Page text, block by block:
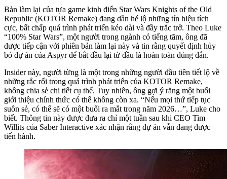
Bản làm lại của tựa game kinh điển Star Wars Knights of the Old
Republic (KOTOR Remake) đang dần hé lộ những tín hiệu tích
cực, bất chấp quá trình phát triển kéo dài và đầy trắc trở. Theo Luke
“100% Star Wars”, một người trong ngành có tiếng tăm, ông đã
được tiếp cận với phiên bản làm lại này và tin rằng quyết định hủy
bỏ dự án của Aspyr để bắt đầu lại từ đầu là hoàn toàn đúng đắn.
Insider này, người từng là một trong những người đầu tiên tiết lộ về
những rắc rối trong quá trình phát triển của KOTOR Remake,
không chia sẻ chi tiết cụ thể. Tuy nhiên, ông gợi ý rằng một buổi
giới thiệu chính thức có thể không còn xa. “Nếu mọi thứ tiếp tục
suôn sẻ, có thể sẽ có một buổi ra mắt trong năm 2026…”, Luke cho
biết. Thông tin này được đưa ra chỉ một tuần sau khi CEO Tim
Willits của Saber Interactive xác nhận rằng dự án vẫn đang được
tiến hành.